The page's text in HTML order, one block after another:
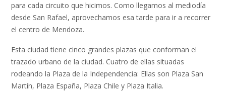
para cada circuito que hicimos. Como llegamos al mediodía
desde San Rafael, aprovechamos esa tarde para ir a recorrer
el centro de Mendoza.
Esta ciudad tiene cinco grandes plazas que conforman el
trazado urbano de la ciudad. Cuatro de ellas situadas
rodeando la Plaza de la Independencia: Ellas son Plaza San
Martín, Plaza España, Plaza Chile y Plaza Italia.